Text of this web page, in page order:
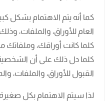
كما أنه يتم الاهتمام بشكل
العام للأوراق، والملفات،
كلما كانت أوراقك، وملفاتك
كلما دل ذلك على أن الشخصية
القبول للأوراق، والملفات،
لذا سيتم الاهتمام بكل